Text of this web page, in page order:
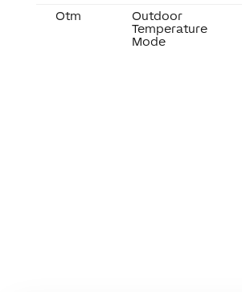
Otm
Outdoor
Temperature
Mode